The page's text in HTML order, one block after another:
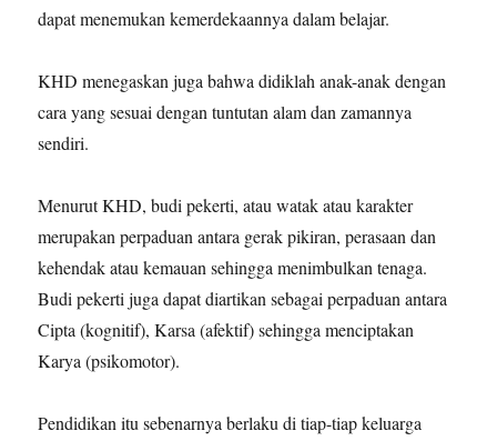
dapat menemukan kemerdekaannya dalam belajar.
KHD menegaskan juga bahwa didiklah anak-anak dengan
cara yang sesuai dengan tuntutan alam dan zamannya
sendiri.
Menurut KHD, budi pekerti, atau watak atau karakter
merupakan perpaduan antara gerak pikiran, perasaan dan
kehendak atau kemauan sehingga menimbulkan tenaga.
Budi pekerti juga dapat diartikan sebagai perpaduan antara
Cipta (kognitif), Karsa (afektif) sehingga menciptakan
Karya (psikomotor).
Pendidikan itu sebenarnya berlaku di tiap-tiap keluarga